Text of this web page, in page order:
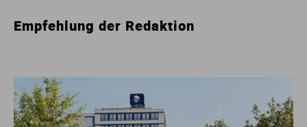
Empfehlung der Redaktion